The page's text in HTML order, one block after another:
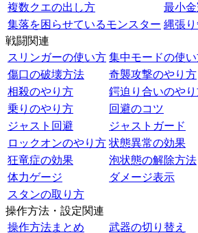
複数クエの出し方
最小
集落を困らせているモンスター 縄張
戦闘関連
スリンガーの使い方 集中モードの使
傷口の破壊方法
奇襲攻撃のやり方
相殺のやり方
鍔迫り合いのや
乗りのやり方
回避のコツ
ジャスト回避
ジャストガード
ロックオンのやり方 状態異常の効果
狂竜症の効果
泡状態の解除方法
体力ゲージ
ダメージ表示
スタンの取り方
操作方法・設定関連
操作方法まとめ
武器の切り替え